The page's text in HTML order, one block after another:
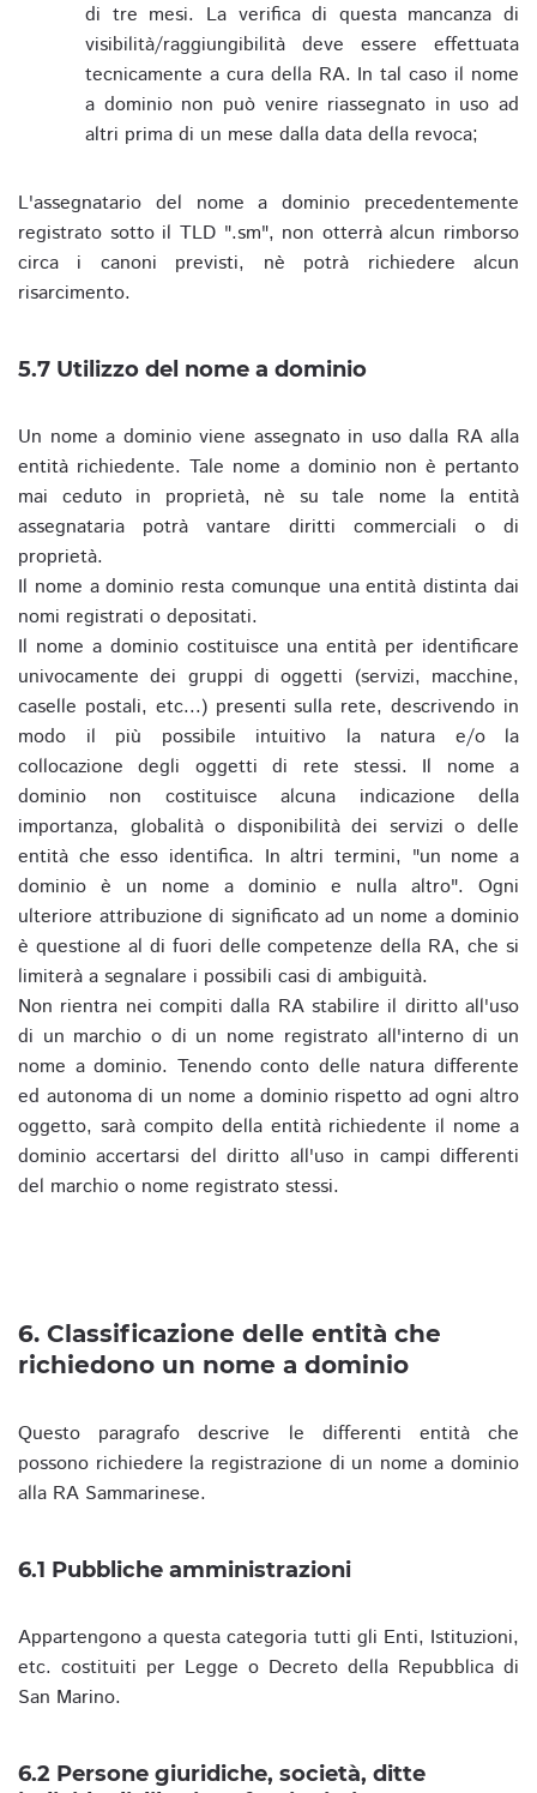
di tre mesi. La verifica di questa mancanza di
visibilità/raggiungibilità deve essere effettuata
tecnicamente a cura della RA. In tal caso il nome
a dominio non può venire riassegnato in uso ad
altri prima di un mese dalla data della revoca;
L'assegnatario del nome a dominio precedentemente
registrato sotto il TLD ".sm", non otterrà alcun rimborso
circa i canoni previsti, nè potrà richiedere alcun
risarcimento.
5.7 Utilizzo del nome a dominio
Un nome a dominio viene assegnato in uso dalla RA alla
entità richiedente. Tale nome a dominio non è pertanto
mai ceduto in proprietà, nè su tale nome la entità
assegnataria potrà vantare diritti commerciali o di
proprietà.
Il nome a dominio resta comunque una entità distinta dai
nomi registrati o depositati.
Il nome a dominio costituisce una entità per identificare
univocamente dei gruppi di oggetti (servizi, macchine,
caselle postali, etc...) presenti sulla rete, descrivendo in
modo il più possibile intuitivo la natura e/o la
collocazione degli oggetti di rete stessi. Il nome a
dominio non costituisce alcuna indicazione della
importanza, globalità o disponibilità dei servizi o delle
entità che esso identifica. In altri termini, "un nome a
dominio è un nome a dominio e nulla altro". Ogni
ulteriore attribuzione di significato ad un nome a dominio
è questione al di fuori delle competenze della RA, che si
limiterà a segnalare i possibili casi di ambiguità.
Non rientra nei compiti dalla RA stabilire il diritto all'uso
di un marchio o di un nome registrato all'interno di un
nome a dominio. Tenendo conto delle natura differente
ed autonoma di un nome a dominio rispetto ad ogni altro
oggetto, sarà compito della entità richiedente il nome a
dominio accertarsi del diritto all'uso in campi differenti
del marchio o nome registrato stessi.
6. Classificazione delle entità che
richiedono un nome a dominio
Questo paragrafo descrive le differenti entità che
possono richiedere la registrazione di un nome a dominio
alla RA Sammarinese.
6.1 Pubbliche amministrazioni
Appartengono a questa categoria tutti gli Enti, Istituzioni,
etc. costituiti per Legge o Decreto della Repubblica di
San Marino.
6.2 Persone giuridiche, società, ditte